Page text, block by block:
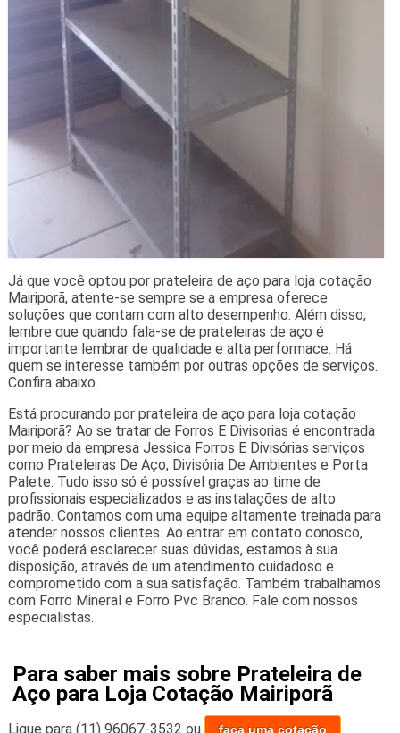
Já que você optou por prateleira de aço para loja cotação
Mairiporã, atente-se sempre se a empresa oferece
soluções que contam com alto desempenho. Além disso,
lembre que quando fala-se de prateleiras de aço é
importante lembrar de qualidade e alta performace. Há
quem se interesse também por outras opções de serviços.
Confira abaixo.
Está procurando por prateleira de aço para loja cotação
Mairiporã? Ao se tratar de Forros E Divisorias é encontrada
por meio da empresa Jessica Forros E Divisórias serviços
como Prateleiras De Aço, Divisória De Ambientes e Porta
Palete. Tudo isso só é possível graças ao time de
profissionais especializados e as instalações de alto
padrão. Contamos com uma equipe altamente treinada para
atender nossos clientes. Ao entrar em contato conosco,
você poderá esclarecer suas dúvidas, estamos à sua
disposição, através de um atendimento cuidadoso e
comprometido com a sua satisfação. Também trabalhamos
com Forro Mineral e Forro Pvc Branco. Fale com nossos
especialistas.
Para saber mais sobre Prateleira de
Aço para Loja Cotação Mairiporã
Ligue para (11) 96067-3532 ou faça uma cotação